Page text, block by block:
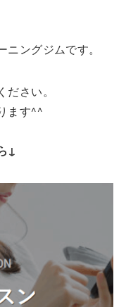
ングジムです。
さい。
ます^^
↓